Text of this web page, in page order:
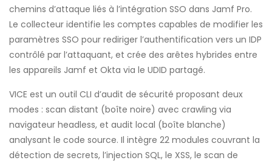
chemins d’attaque liés à l’intégration SSO dans Jamf Pro.
Le collecteur identifie les comptes capables de modifier les
paramètres SSO pour rediriger l’authentification vers un IDP
contrôlé par l’attaquant, et crée des arêtes hybrides entre
les appareils Jamf et Okta via le UDID partagé.
VICE est un outil CLI d’audit de sécurité proposant deux
modes : scan distant (boîte noire) avec crawling via
navigateur headless, et audit local (boîte blanche)
analysant le code source. Il intègre 22 modules couvrant la
détection de secrets, l’injection SQL, le XSS, le scan de